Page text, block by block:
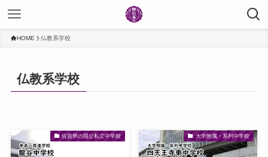
HOME 仏教系学校
仏教系学校
佐賀県の国公私立中学校 大学附属・系列中学校